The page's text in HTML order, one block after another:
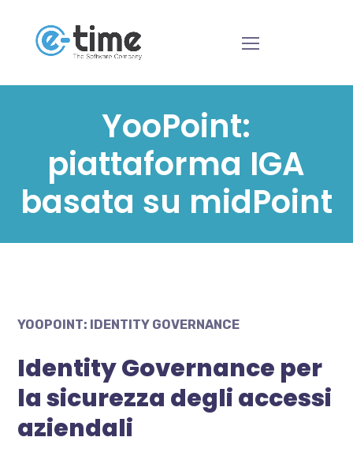
YooPoint:
piattaforma IGA
basata su midPoint
YOOPOINT: IDENTITY GOVERNANCE
Identity Governance per
la sicurezza degli accessi
aziendali